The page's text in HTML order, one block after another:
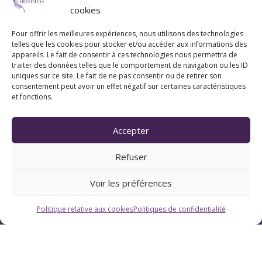
cookies
Pour offrir les meilleures expériences, nous utilisons des technologies
telles que les cookies pour stocker et/ou accéder aux informations des
appareils. Le fait de consentir à ces technologies nous permettra de
traiter des données telles que le comportement de navigation ou les ID
uniques sur ce site. Le fait de ne pas consentir ou de retirer son
consentement peut avoir un effet négatif sur certaines caractéristiques
et fonctions.
Accepter
Refuser
Voir les préférences
Politique relative aux cookiesPolitiques de confidentialité